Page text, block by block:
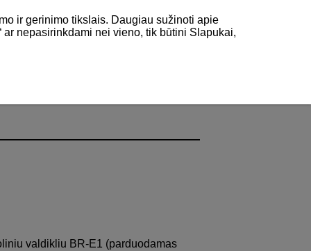
valdikliu BR-E1 (parduodamas
ir gerinimo tikslais. Daugiau sužinoti apie
ar nepasirinkdami nei vieno, tik būtini Slapukai,